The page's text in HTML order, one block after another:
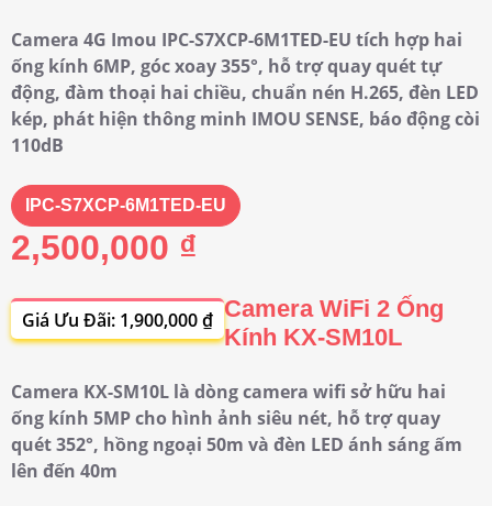
Camera 4G Imou IPC-S7XCP-6M1TED-EU tích hợp hai
ống kính 6MP, góc xoay 355°, hỗ trợ quay quét tự
động, đàm thoại hai chiều, chuẩn nén H.265, đèn LED
kép, phát hiện thông minh IMOU SENSE, báo động còi
110dB
IPC-S7XCP-6M1TED-EU
2,500,000 ₫
Giá Ưu Đãi: 1,900,000 ₫ Camera WiFi 2 Ống
Kính KX-SM10L
Camera KX-SM10L là dòng camera wifi sở hữu hai
ống kính 5MP cho hình ảnh siêu nét, hỗ trợ quay
quét 352°, hồng ngoại 50m và đèn LED ánh sáng ấm
lên đến 40m